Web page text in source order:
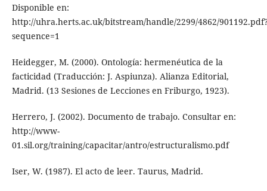
Disponible en:
http://uhra.herts.ac.uk/bitstream/handle/2299/4862/
sequence=1
Heidegger, M. (2000). Ontología: hermenéutica de la
facticidad (Traducción: J. Aspiunza). Alianza Editorial,
Madrid. (13 Sesiones de Lecciones en Friburgo, 1923).
Herrero, J. (2002). Documento de trabajo. Consultar en:
http://www-
01.sil.org/training/capacitar/antro/estructuralismo.pdf
Iser, W. (1987). El acto de leer. Taurus, Madrid.